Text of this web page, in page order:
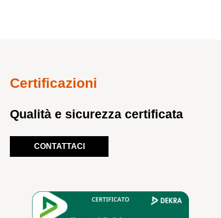
Certificazioni
Qualità e sicurezza certificata
CONTATTACI